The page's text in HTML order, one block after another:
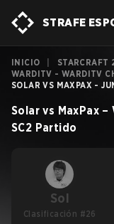
STRAFE
INICIO STARCRAFT
WARDITV - WARDITV
SOLAR VS MAXPAX -
Solar vs MaxPax –
SC2 Partido
Sol
Clasificación #26